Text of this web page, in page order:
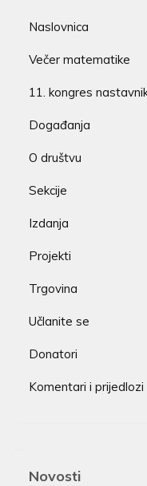
Naslovnica
Večer matematike
11. kongres
Događanja
O društvu
Sekcije
Izdanja
Projekti
Trgovina
Učlanite se
Donatori
Komentari i prijedlozi
Novosti